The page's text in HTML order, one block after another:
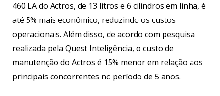
460 LA do Actros, de 13 litros e 6 cilindros em linha, é
até 5% mais econômico, reduzindo os custos
operacionais. Além disso, de acordo com pesquisa
realizada pela Quest Inteligência, o custo de
manutenção do Actros é 15% menor em relação aos
principais concorrentes no período de 5 anos.